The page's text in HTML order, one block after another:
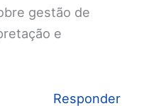
gestão de
e
Responder